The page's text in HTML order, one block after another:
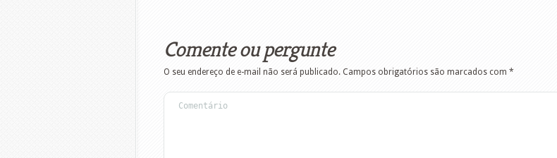
Comente ou pergunte
O seu endereço de e-mail não será publicado. Campos obrigatórios são marcados com *